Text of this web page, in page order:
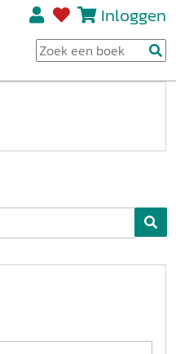
Inloggen